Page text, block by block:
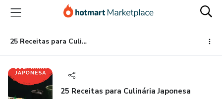
para
conteúdo
principal
para
pagamento
para
rodapé
25 Receitas para Culinária Japonesa
25 Receitas para Culinária Japonesa